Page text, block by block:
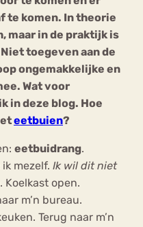
te komen. In theorie
maar in de praktijk is
toegeven aan de
ongemakkelijke en
Wat voor
in deze blog. Hoe
eetbuien?
eetbuidrang.
mezelf. Ik wil dit niet
Koelkast open.
m’n bureau.
Terug naar m’n
Sport
Trauma
Angst